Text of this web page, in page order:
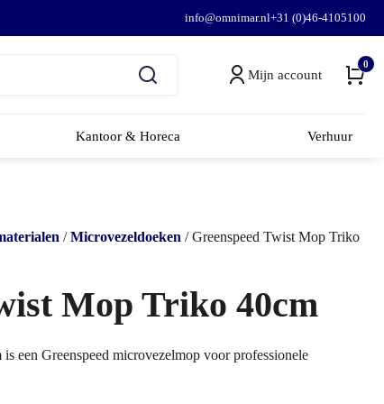
info@omnimar.nl+31 (0)46-4105100
Mijn account
0
Kantoor & Horeca Verhuur
/Microvezeldoeken / Greenspeed Twist Mop Triko
Mop Triko 40cm
een Greenspeed microvezelmop voor professionele